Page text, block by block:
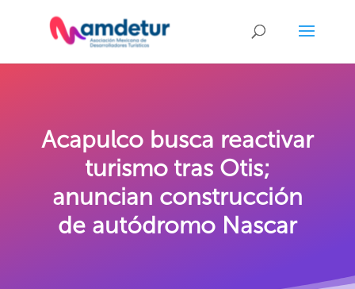
Acapulco busca reactivar
turismo tras Otis;
anuncian construcción
de autódromo Nascar